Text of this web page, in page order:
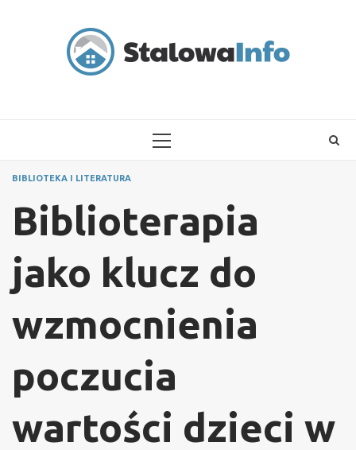
PRIMARY
BIBLIOTEKA I LITERATURA
Biblioterapia
jako klucz do
wzmocnienia
poczucia
wartości dzieci w